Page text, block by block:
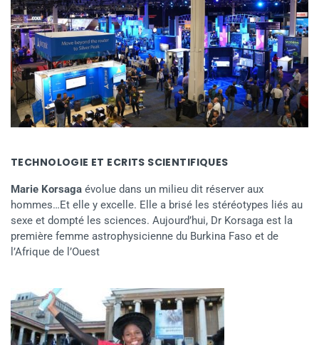
TECHNOLOGIE ET ECRITS SCIENTIFIQUES
Marie Korsaga évolue dans un milieu dit réserver aux
hommes…Et elle y excelle. Elle a brisé les stéréotypes liés au
sexe et dompté les sciences. Aujourd’hui, Dr Korsaga est la
première femme astrophysicienne du Burkina Faso et de
l’Afrique de l’Ouest